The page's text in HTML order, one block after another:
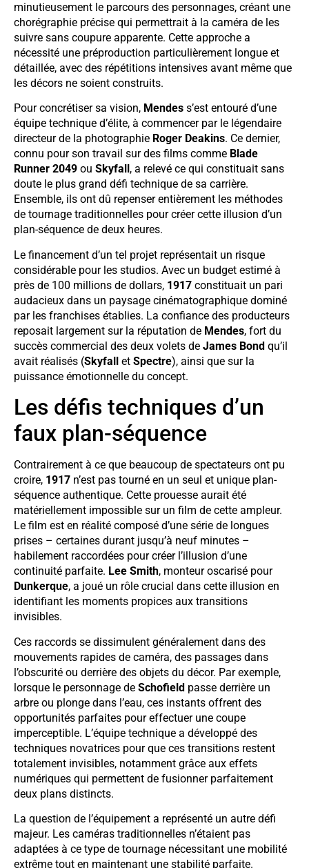
minutieusement le parcours des personnages, créant une
chorégraphie précise qui permettrait à la caméra de les
suivre sans coupure apparente. Cette approche a
nécessité une préproduction particulièrement longue et
détaillée, avec des répétitions intensives avant même que
les décors ne soient construits.
Pour concrétiser sa vision, Mendes s’est entouré d’une
équipe technique d’élite, à commencer par le légendaire
directeur de la photographie Roger Deakins. Ce dernier,
connu pour son travail sur des films comme Blade
Runner 2049 ou Skyfall , a relevé ce qui constituait sans
doute le plus grand défi technique de sa carrière.
Ensemble, ils ont dû repenser entièrement les méthodes
de tournage traditionnelles pour créer cette illusion d’un
plan-séquence de deux heures.
Le financement d’un tel projet représentait un risque
considérable pour les studios. Avec un budget estimé à
près de 100 millions de dollars, 1917 constituait un pari
audacieux dans un paysage cinématographique dominé
par les franchises établies. La confiance des producteurs
reposait largement sur la réputation de Mendes, fort du
succès commercial des deux volets de James Bond qu’il
avait réalisés (Skyfall et Spectre), ainsi que sur la
puissance émotionnelle du concept.
Les défis techniques d’un
faux plan-séquence
Contrairement à ce que beaucoup de spectateurs ont pu
croire, 1917 n’est pas tourné en un seul et unique plan-
séquence authentique. Cette prouesse aurait été
matériellement impossible sur un film de cette ampleur.
Le film est en réalité composé d’une série de longues
prises – certaines durant jusqu’à neuf minutes –
habilement raccordées pour créer l’illusion d’une
continuité parfaite. Lee Smith, monteur oscarisé pour
Dunkerque, a joué un rôle crucial dans cette illusion en
identifiant les moments propices aux transitions
invisibles.
Ces raccords se dissimulent généralement dans des
mouvements rapides de caméra, des passages dans
l’obscurité ou derrière des objets du décor. Par exemple,
lorsque le personnage de Schofield passe derrière un
arbre ou plonge dans l’eau, ces instants offrent des
opportunités parfaites pour effectuer une coupe
imperceptible. L’équipe technique a développé des
techniques novatrices pour que ces transitions restent
totalement invisibles, notamment grâce aux effets
numériques qui permettent de fusionner parfaitement
deux plans distincts.
La question de l’équipement a représenté un autre défi
majeur. Les caméras traditionnelles n’étaient pas
adaptées à ce type de tournage nécessitant une mobilité
extrême tout en maintenant une stabilité parfaite.